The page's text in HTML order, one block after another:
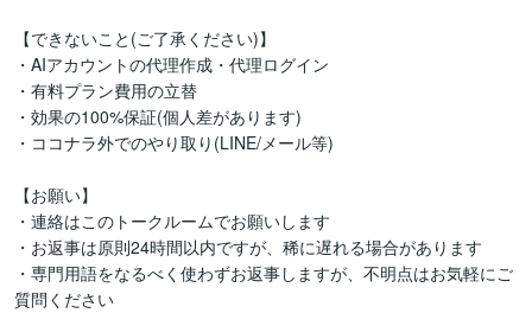
【できないこと(ご了承ください)】
・AIアカウントの代理作成・代理ログイン
・有料プラン費用の立替
・効果の100%保証(個人差があります)
・ココナラ外でのやり取り(LINE/メール等)
【お願い】
・連絡はこのトークルームでお願いします
・お返事は原則24時間以内ですが、稀に遅れる場合があります
・専門用語をなるべく使わずお返事しますが、不明点はお気軽にご
質問ください